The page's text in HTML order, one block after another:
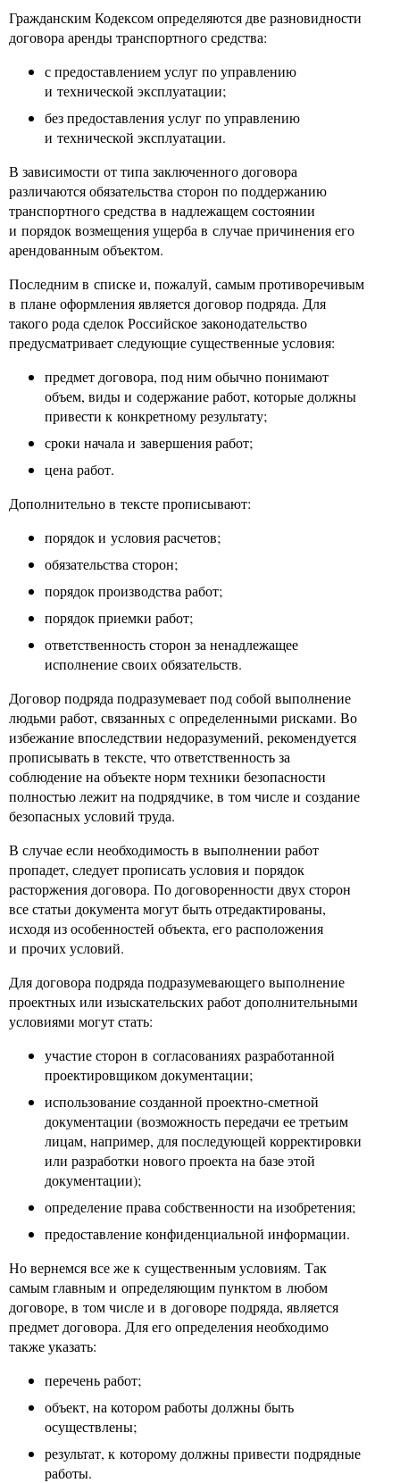
Гражданским Кодексом определяются две разновидности
договора аренды транспортного средства:
с предоставлением услуг по управлению
и технической эксплуатации;
без предоставления услуг по управлению
и технической эксплуатации.
В зависимости от типа заключенного договора
различаются обязательства сторон по поддержанию
транспортного средства в надлежащем состоянии
и порядок возмещения ущерба в случае причинения его
арендованным объектом.
Последним в списке и, пожалуй, самым противоречивым
в плане оформления является договор подряда. Для
такого рода сделок Российское законодательство
предусматривает следующие существенные условия:
предмет договора, под ним обычно понимают
объем, виды и содержание работ, которые должны
привести к конкретному результату;
сроки начала и завершения работ;
цена работ.
Дополнительно в тексте прописывают:
порядок и условия расчетов;
обязательства сторон;
порядок производства работ;
порядок приемки работ;
ответственность сторон за ненадлежащее
исполнение своих обязательств.
Договор подряда подразумевает под собой выполнение
людьми работ, связанных с определенными рисками. Во
избежание впоследствии недоразумений, рекомендуется
прописывать в тексте, что ответственность за
соблюдение на объекте норм техники безопасности
полностью лежит на подрядчике, в том числе и создание
безопасных условий труда.
В случае если необходимость в выполнении работ
пропадет, следует прописать условия и порядок
расторжения договора. По договоренности двух сторон
все статьи документа могут быть отредактированы,
исходя из особенностей объекта, его расположения
и прочих условий.
Для договора подряда подразумевающего выполнение
проектных или изыскательских работ дополнительными
условиями могут стать:
участие сторон в согласованиях разработанной
проектировщиком документации;
использование созданной проектно-сметной
документации (возможность передачи ее третьим
лицам, например, для последующей корректировки
или разработки нового проекта на базе этой
документации);
определение права собственности на изобретения;
предоставление конфиденциальной информации.
Но вернемся все же к существенным условиям. Так
самым главным и определяющим пунктом в любом
договоре, в том числе и в договоре подряда, является
предмет договора. Для его определения необходимо
также указать:
перечень работ;
объект, на котором работы должны быть
осуществлены;
результат, к которому должны привести подрядные
работы.